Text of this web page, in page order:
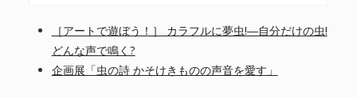
［アートで遊ぼう！］ カラフルに夢虫!―自分だけの虫!
どんな声で鳴く?
企画展「虫の詩 かそけきものの声音を愛す」